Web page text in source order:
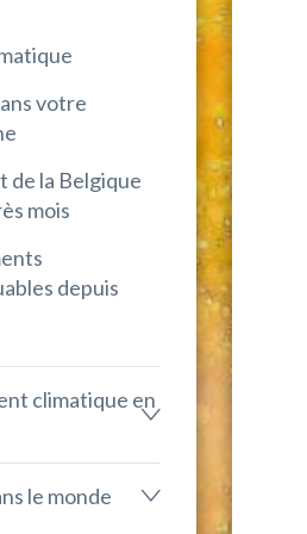
votre
de la Belgique
mois
depuis
climatique en
le monde